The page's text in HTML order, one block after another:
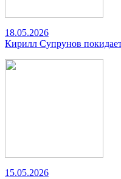
18.05.2026
Кирилл Супрунов
15.05.2026